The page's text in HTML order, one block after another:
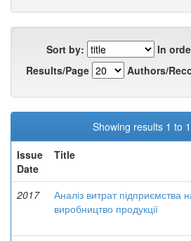
Sort by:
In
Results/Page
Authors/
Showing results 1 to
Issue
Date
Title
2017
Аналіз витрат підприємства
виробництво продукції